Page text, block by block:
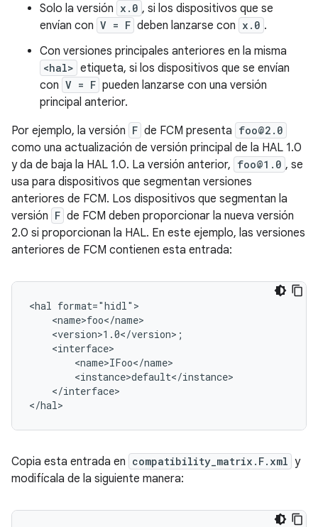
Solo la versión x.0 , si los dispositivos que se
envían con V = F deben lanzarse con x.0 .
Con versiones principales anteriores en la misma
<hal> etiqueta, si los dispositivos que se envían
con V = F pueden lanzarse con una versión
principal anterior.
Por ejemplo, la versión F de FCM presenta foo@2.0
como una actualización de versión principal de la HAL 1.0
y da de baja la HAL 1.0. La versión anterior, foo@1.0 , se
usa para dispositivos que segmentan versiones
anteriores de FCM. Los dispositivos que segmentan la
versión F de FCM deben proporcionar la nueva versión
2.0 si proporcionan la HAL. En este ejemplo, las versiones
anteriores de FCM contienen esta entrada:
<hal format="hidl">
    <name>foo</name>
    <version>1.0</version>;
    <interface>
        <name>IFoo</name>
        <instance>default</instance>
    </interface>
Copia esta entrada en compatibility_matrix.F.xml y
modifícala de la siguiente manera: